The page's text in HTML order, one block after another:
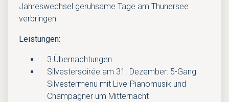
Jahreswechsel geruhsame Tage am Thunersee
verbringen.
Leistungen:
3 Übernachtungen
Silvestersoirée am 31. Dezember: 5-Gang
Silvestermenu mit Live-Pianomusik und
Champagner um Mitternacht